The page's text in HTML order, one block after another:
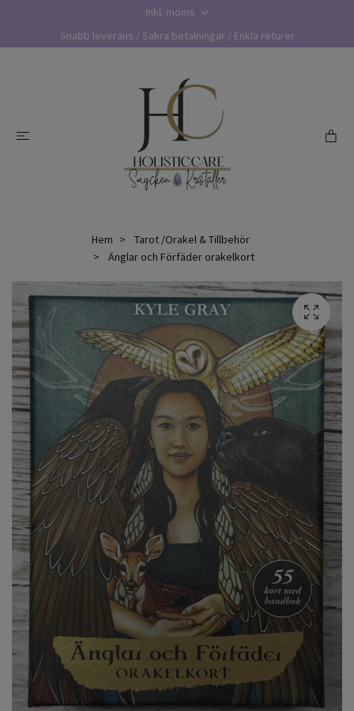
Inkl. moms
Snabb leverans / Säkra betalningar / Enkla returer
Hem
Tarot /Orakel & Tillbehör
Änglar och Förfäder orakelkort